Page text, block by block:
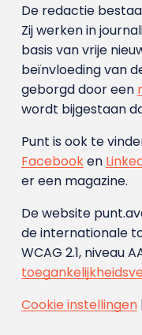
De redactie
Zij werken in
basis van vrije
beïnvloeding van
geborgd door een
wordt bijgestaan
Punt is ook te
Facebooken
er een magazine.
De website
de internationale
WCAG 2.1, niveau
Cookie instellingen